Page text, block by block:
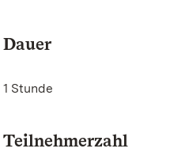
Dauer
1 Stunde
Teilnehmerzahl